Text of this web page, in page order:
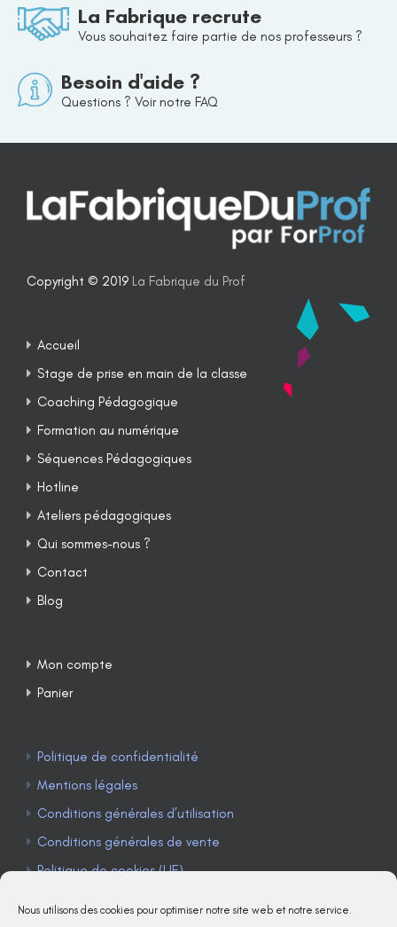
Nous utilisons des cookies pour optimiser notre site web et notre service.
La Fabrique recrute
Vous souhaitez faire partie de nos professeurs ?
Besoin d'aide ?
Questions ? Voir notre FAQ
Copyright © 2019 La Fabrique du Prof
Accueil
Stage de prise en main de la classe
Coaching Pédagogique
Formation au numérique
Séquences Pédagogiques
Hotline
Ateliers pédagogiques
Qui sommes-nous ?
Contact
Blog
Mon compte
Panier
Politique de confidentialité
Mentions légales
Conditions générales d’utilisation
Conditions générales de vente
Politique de cookies (UE)